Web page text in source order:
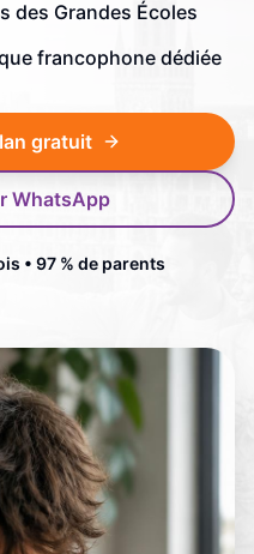
des Grandes Écoles
francophone dédiée
gratuit
WhatsApp
• 97 % de parents